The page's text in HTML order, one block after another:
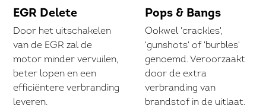
EGR Delete
Door het uitschakelen
van de EGR zal de
motor minder vervuilen,
beter lopen en een
efficiëntere verbranding
leveren.
Pops & Bangs
Ookwel 'crackles',
'gunshots' of 'burbles'
genoemd. Veroorzaakt
door de extra
verbranding van
brandstof in de uitlaat.